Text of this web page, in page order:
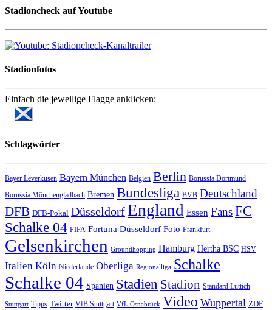
Stadioncheck auf Youtube
Stadionfotos
Einfach die jeweilige Flagge anklicken:
Schlagwörter
Bayer Leverkusen Bayern München Belgien Berlin Borussia Dortmund
Borussia Mönchengladbach Bremen Bundesliga BVB Deutschland
DFB DFB-Pokal DüsseldorfEngland Essen FansFC
Schalke 04 FIFA Fortuna Düsseldorf Foto Frankfurt
Gelsenkirchen Groundhopping Hamburg Hertha BSC HSV
Italien Köln Niederlande Oberliga Regionalliga Schalke
Schalke 04 Spanien Stadien Stadion Standard Lüttich
Stuttgart Tipps Twitter VfB Stuttgart VfL Osnabrück Video Wuppertal ZDF